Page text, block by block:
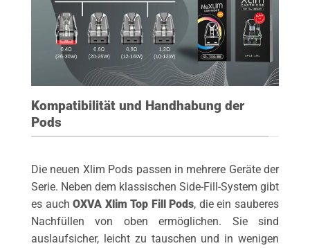
Kompatibilität und Handhabung der
Pods
Die neuen Xlim Pods passen in mehrere Geräte der
Serie. Neben dem klassischen Side-Fill-System gibt
es auchOXVA Xlim Top Fill Pods, die ein sauberes
Nachfüllen von oben ermöglichen. Sie sind
auslaufsicher, leicht zu tauschen und in wenigen